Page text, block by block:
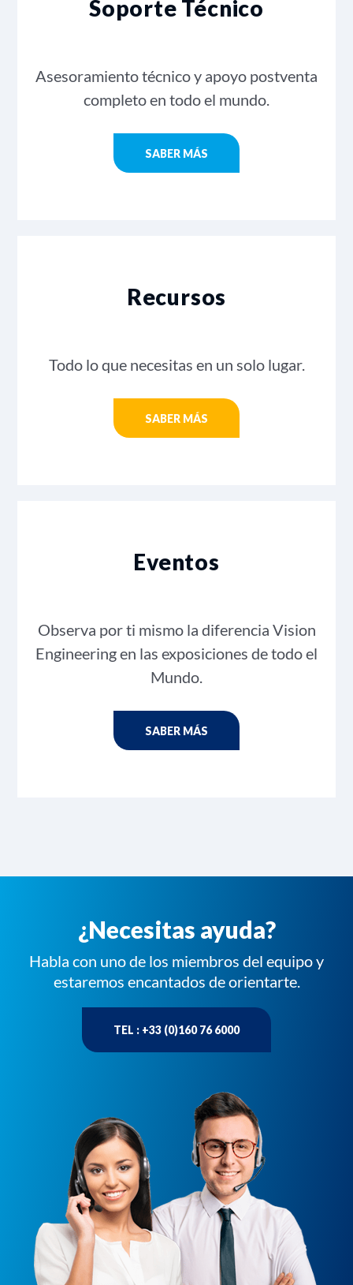
Soporte Técnico
Asesoramiento técnico y apoyo postventa
completo en todo el mundo.
SABER MÁS
Recursos
Todo lo que necesitas en un solo lugar.
SABER MÁS
Eventos
Observa por ti mismo la diferencia Vision
Engineering en las exposiciones de todo el
Mundo.
SABER MÁS
¿Necesitas ayuda?
Habla con uno de los miembros del equipo y
estaremos encantados de orientarte.
TEL : +33 (0)160 76 6000